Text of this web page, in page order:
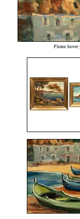
Please